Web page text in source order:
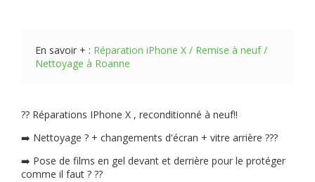
En savoir + : Réparation iPhone X / Remise à neuf /
Nettoyage à Roanne
?️? Réparations IPhone X , reconditionné à neuf‼️
➡️ Nettoyage ? + changements d'écran + vitre arrière ???
➡️ Pose de films en gel devant et derrière pour le protéger
comme il faut ?️ ??